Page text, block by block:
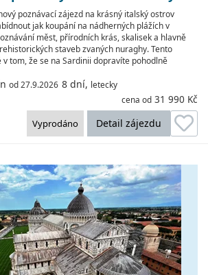
poznávací zájezd na krásný italský ostrov
jak koupání na nádherných plážích v
měst, přírodních krás, skalisek a hlavně
staveb zvaných nuraghy. Tento
tom, že se na Sardinii dopravíte pohodlně
od 27.9.2026 8 dní, letecky
cena od 31 990 Kč
Detail zájezdu
Vyprodáno